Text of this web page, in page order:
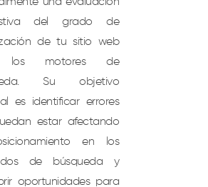
del grado de
de tu sitio web
los motores de
Su objetivo
es identificar errores
estar afectando
en los
de búsqueda y
oportunidades para